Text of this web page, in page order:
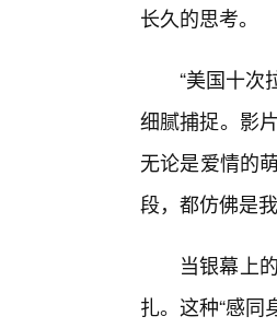
长久的思考。
“美国十次
细腻捕捉。影
无论是爱情的
段，都仿佛是
当银幕上
扎。这种“感同